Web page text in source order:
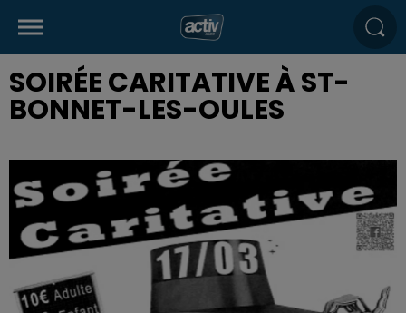
SOIRÉE CARITATIVE À ST-
BONNET-LES-OULES